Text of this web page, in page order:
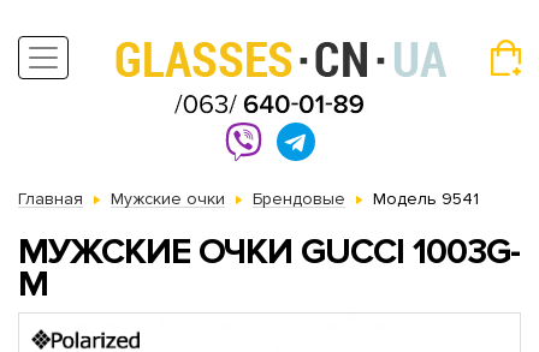
Главная Мужские очки Брендовые Модель 9541
МУЖСКИЕ ОЧКИ GUCCI 1003G-
M